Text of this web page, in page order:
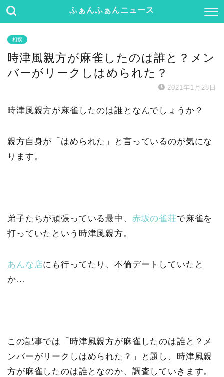
ふぁんふぁんニュース
相撲
時津風親方が麻雀したのは誰と？メン
バーがリークしはめられた？
2021年1月28日
時津風親方が麻雀したのは誰となんでしょうか？
親方自身が「はめられた」と言っているのが気にな
ります。
弟子たちが頑張っている最中、 赤坂の雀荘で麻雀を
打っていたという時津風親方。
あんな店にも行ってたり、不倫デートしていたと
か…
この記事では「時津風親方が麻雀したのは誰と？メ
ンバーがリークしはめられた？」と題し、時津風親
方が麻雀したのは誰となのか、調査していきます。